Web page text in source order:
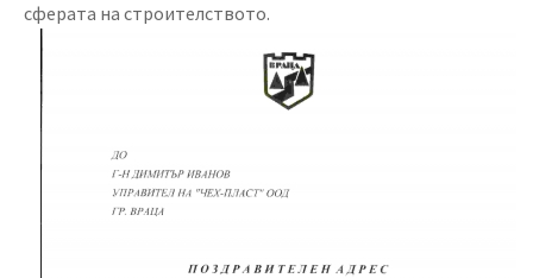
сферата на строителството.